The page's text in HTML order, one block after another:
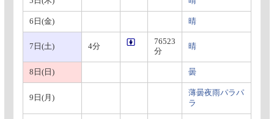
6日(金) 晴
7日(土) 4分
76523
分
晴
8日(日) 曇
9日(月)
薄曇夜雨パラパ
ラ